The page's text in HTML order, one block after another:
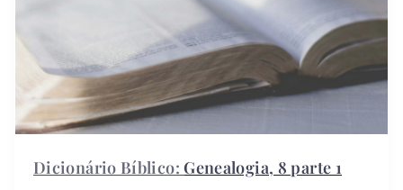
Genealogia, 8 parte 1